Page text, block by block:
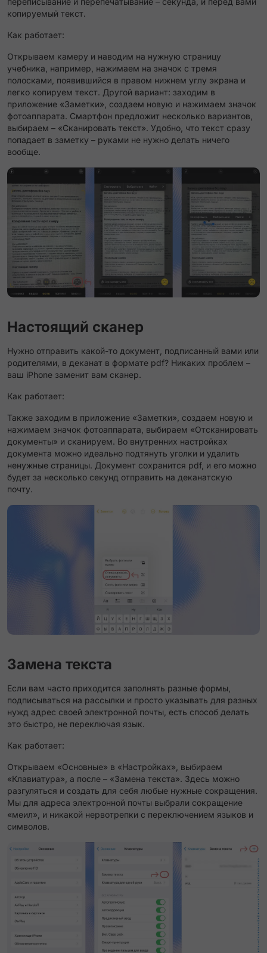
копируемый текст.
Как работает:
Открываем камеру и наводим на нужную страницу
учебника, например, нажимаем на значок с тремя
полосками, появившийся в правом нижнем углу экрана и
легко копируем текст. Другой вариант: заходим в
приложение «Заметки», создаем новую и нажимаем значок
фотоаппарата. Смартфон предложит несколько вариантов,
выбираем – «Сканировать текст». Удобно, что текст сразу
попадает в заметку – руками не нужно делать ничего
вообще.
Настоящий сканер
Нужно отправить какой-то документ, подписанный вами или
родителями, в деканат в формате pdf? Никаких проблем –
ваш iPhone заменит вам сканер.
Как работает:
Также заходим в приложение «Заметки», создаем новую и
нажимаем значок фотоаппарата, выбираем «Отсканировать
документы» и сканируем. Во внутренних настройках
документа можно идеально подтянуть уголки и удалить
ненужные страницы. Документ сохранится pdf, и его можно
будет за несколько секунд отправить на деканатскую
почту.
Замена текста
Если вам часто приходится заполнять разные формы,
подписываться на рассылки и просто указывать для разных
нужд адрес своей электронной почты, есть способ делать
это быстро, не переключая язык.
Как работает:
Открываем «Основные» в «Настройках», выбираем
«Клавиатура», а после – «Замена текста». Здесь можно
разгуляться и создать для себя любые нужные сокращения.
Мы для адреса электронной почты выбрали сокращение
«меил», и никакой нервотрепки с переключением языков и
символов.